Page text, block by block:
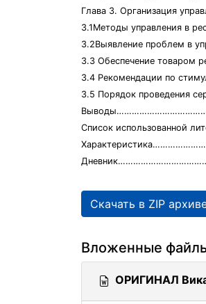
Глава 3. Организация
3.1Методы управления в
3.2Выявление проблем
3.3 Обеспечение
3.4 Рекомендации по
3.5 Порядок проведения
Список
Скачать в ZIP
Вложенные
ОРИГИНАЛ